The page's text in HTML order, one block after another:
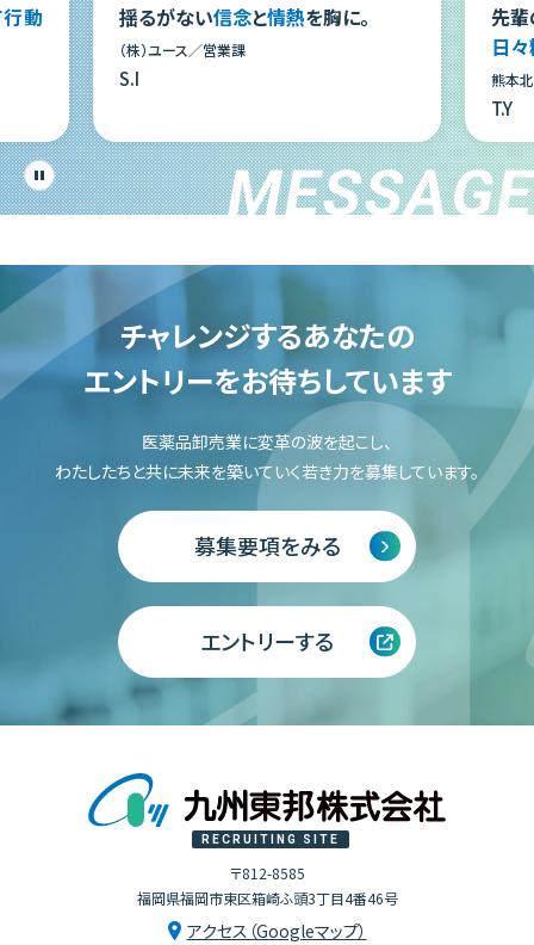
動 揺るがない信念と情熱を胸に。
（株）ユース／営業課
S.I
先輩
日
熊本
T.Y
チャレンジするあなたの
エントリーをお待ちしています
医薬品卸売業に変革の波を起こし、
わたしたちと共に未来を築いていく若き力を募集しています。
募集要項をみる
エントリーする
RECRUITING SITE
〒812-8585
福岡県福岡市東区箱崎ふ頭3丁目4番46号
アクセス（Googleマップ）